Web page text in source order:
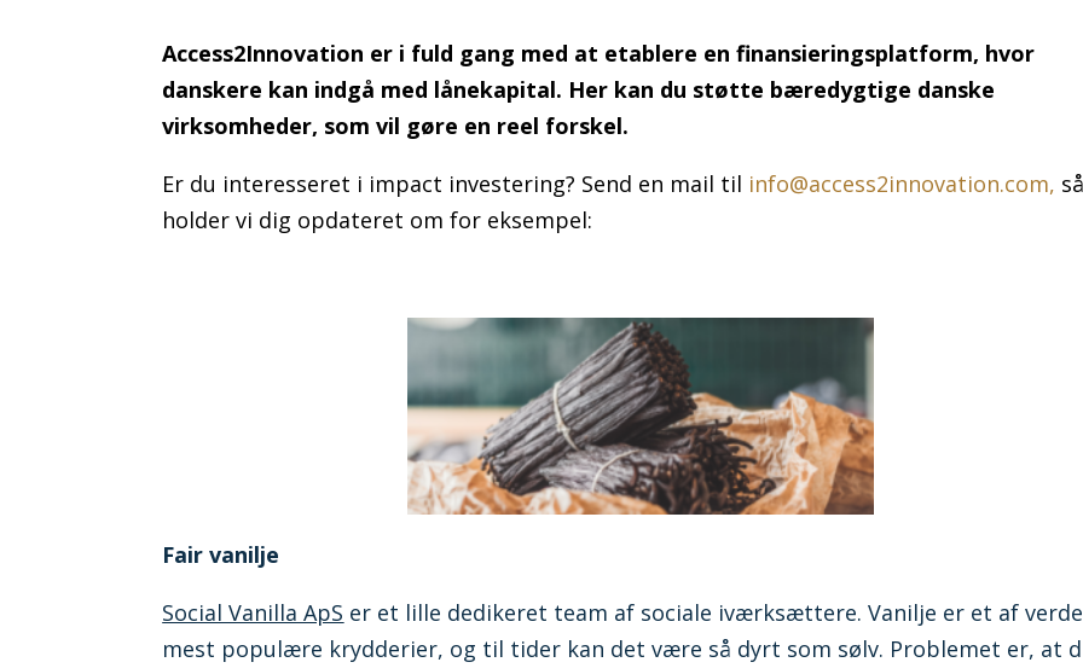
Access2Innovation er i fuld gang med at etablere en finansieringsplatform, hvor
danskere kan indgå med lånekapital. Her kan du støtte bæredygtige danske
virksomheder, som vil gøre en reel forskel.
Er du interesseret i impact investering? Send en mail til info@access2innovation.com,
holder vi dig opdateret om for eksempel:
Fair vanilje
Social Vanilla ApS er et lille dedikeret team af sociale iværksættere. Vanilje er et af
mest populære krydderier, og til tider kan det være så dyrt som sølv. Problemet er, at